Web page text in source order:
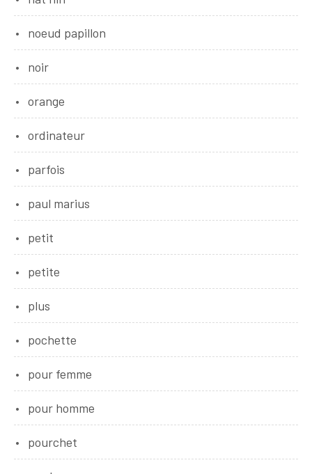
noeud papillon
noir
orange
ordinateur
parfois
paul marius
petit
petite
plus
pochette
pour femme
pour homme
pourchet